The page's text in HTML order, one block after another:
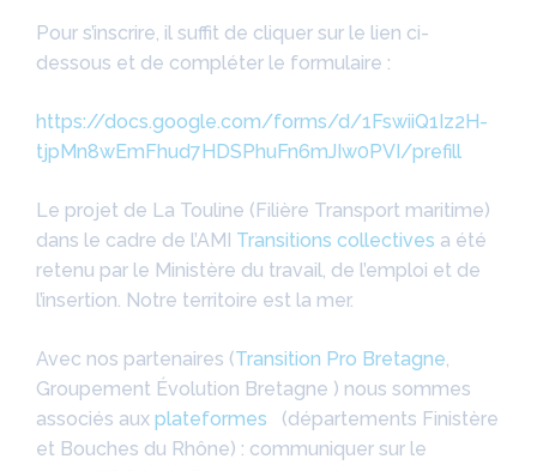
Pour s’inscrire, il suffit de cliquer sur le lien ci-
dessous et de compléter le formulaire :
https://docs.google.com/forms/d/1FswiiQ1Iz2H-
tjpMn8wEmFhud7HDSPhuFn6mJIw0PVI/prefill
Le projet de La Touline (Filière Transport maritime)
dans le cadre de l’AMI Transitions collectives a été
retenu par le Ministère du travail, de l’emploi et de
l’insertion. Notre territoire est la mer.
Avec nos partenaires (Transition Pro Bretagne,
Groupement Évolution Bretagne ) nous sommes
associés aux plateformes (départements Finistère
et Bouches du Rhône) : communiquer sur le